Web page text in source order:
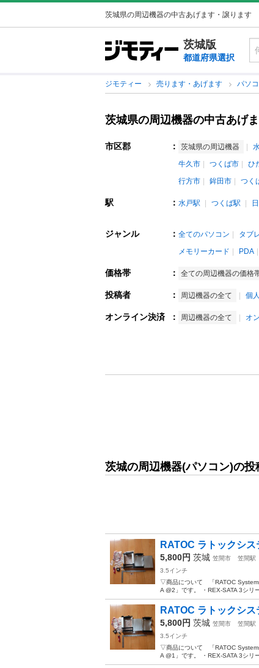
茨城県の周辺機器の中古あげます・譲ります
茨城版
都道府県選択
ジモティー 売ります・あげます パソ
茨城県の周辺機器の中古あげ
市区郡 ： 茨城県の周辺機器
牛久市
つくば市 ひ
行方市
鉾田市 つく
駅 ： 水戸駅 つくば駅
ジャンル ： 全てのパソコン タブ
メモリーカード
PDA
価格帯 ： 全ての周辺機器の価格
投稿者 ： 周辺機器の全て 個人
オンライン決済 ： 周辺機器の全て オ
茨城の周辺機器(パソコン)の投
RATOC ラトックシ
5,800円 茨城 笠間市 笠間駅
3.5インチ
▽商品について 「RATOC
A @2」です。 ・REX-SATA 3シリ
RATOC ラトックシ
5,800円 茨城 笠間市 笠間駅
3.5インチ
▽商品について 「RATOC
A @1」です。 ・REX-SATA 3シリ